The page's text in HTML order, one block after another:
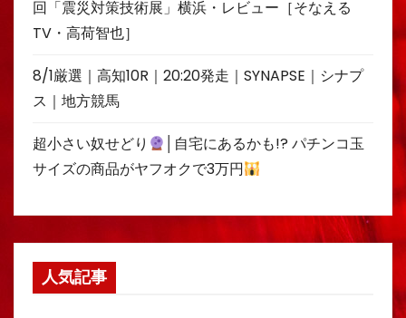
回「震災対策技術展」横浜・レビュー［そなえる
TV・高荷智也］
8/1厳選｜高知10R｜20:20発走｜SYNAPSE｜シナプ
ス｜地方競馬
超小さい奴せどり
│自宅にあるかも!? パチンコ玉
サイズの商品がヤフオクで3万円
人気記事